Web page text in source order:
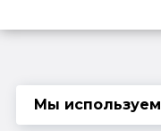
Мы используем